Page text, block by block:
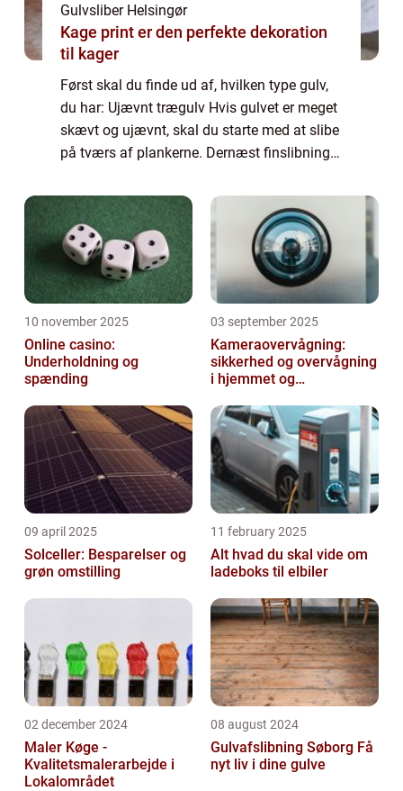
Gulvsliber Helsingør
Kage print er den perfekte dekoration
til kager
Først skal du finde ud af, hvilken type gulv,
du har: Ujævnt trægulv Hvis gulvet er meget
skævt og ujævnt, skal du starte med at slibe
på tværs af plankerne. Dernæst finslibning
10 november 2025
Online casino:
Underholdning og
spænding
03 september 2025
Kameraovervågning:
sikkerhed og overvågning
i hjemmet og
09 april 2025
Solceller: Besparelser og
grøn omstilling
11 february 2025
Alt hvad du skal vide om
ladeboks til elbiler
02 december 2024
Maler Køge -
Kvalitetsmalerarbejde i
Lokalområdet
08 august 2024
Gulvafslibning Søborg Få
nyt liv i dine gulve